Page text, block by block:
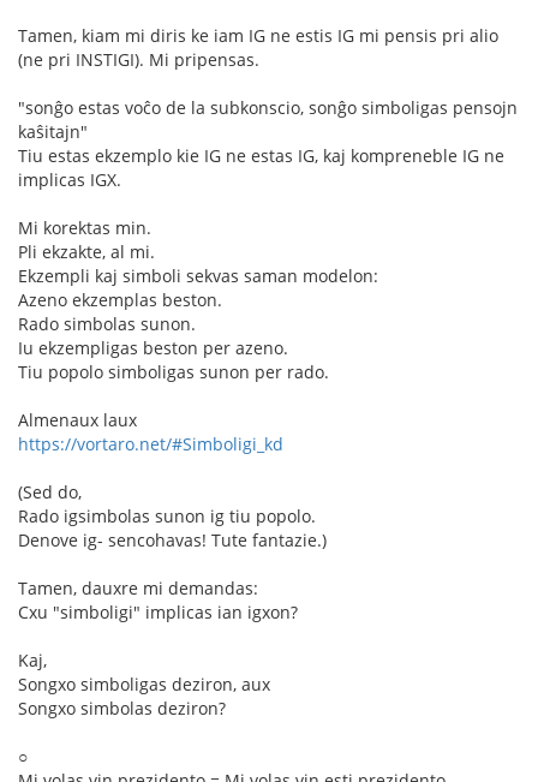
Tamen, kiam mi diris ke iam IG ne estis IG mi pensis pri alio
(ne pri INSTIGI). Mi pripensas.
"sonĝo estas voĉo de la subkonscio, sonĝo simboligas pensojn
kaŝitajn"
Tiu estas ekzemplo kie IG ne estas IG, kaj kompreneble IG ne
implicas IGX.
Mi korektas min.
Pli ekzakte, al mi.
Ekzempli kaj simboli sekvas saman modelon:
Azeno ekzemplas beston.
Rado simbolas sunon.
Iu ekzempligas beston per azeno.
Tiu popolo simboligas sunon per rado.
Almenaux laux
https://vortaro.net/#Simboligi_kd
(Sed do,
Rado igsimbolas sunon ig tiu popolo.
Denove ig- sencohavas! Tute fantazie.)
Tamen, dauxre mi demandas:
Cxu "simboligi" implicas ian igxon?
Kaj,
Songxo simboligas deziron, aux
Songxo simbolas deziron?
○